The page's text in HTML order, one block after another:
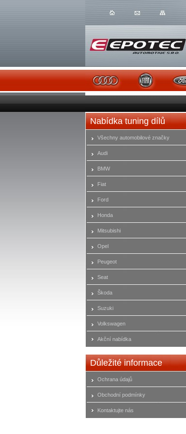
Nabídka tuning dílů
Všechny automobilové značky
Audi
BMW
Fiat
Ford
Honda
Mitsubishi
Opel
Peugeot
Seat
Škoda
Suzuki
Volkswagen
Akční nabídka
Důležité informace
Ochrana údajů
Obchodní podmínky
Kontaktujte nás